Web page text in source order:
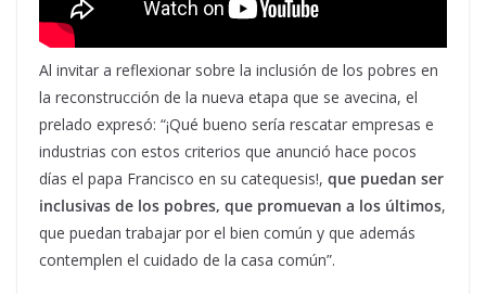
Al invitar a reflexionar sobre la inclusión de los pobres en
la reconstrucción de la nueva etapa que se avecina, el
prelado expresó: “¡Qué bueno sería rescatar empresas e
industrias con estos criterios que anunció hace pocos
días el papa Francisco en su catequesis!, que puedan ser
inclusivas de los pobres, que promuevan a los últimos,
que puedan trabajar por el bien común y que además
contemplen el cuidado de la casa común”.